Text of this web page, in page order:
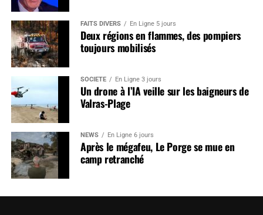
FAITS DIVERS En Ligne 5 jours
Deux régions en flammes, des pompiers
toujours mobilisés
SOCIÉTÉ En Ligne 3 jours
Un drone à l’IA veille sur les baigneurs de
Valras-Plage
NEWS En Ligne 6 jours
Après le mégafeu, Le Porge se mue en
camp retranché